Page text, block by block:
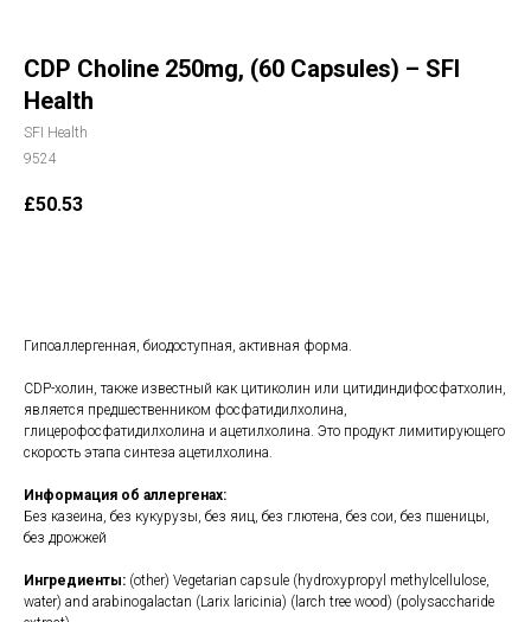
CDP Choline 250mg, (60 Capsules) – SFI
Health
SFI Health
9524
£50.53
Гипоаллергенная, биодоступная, активная форма.
CDP-холин, также известный как цитиколин или цитидиндифосфатхолин,
является предшественником фосфатидилхолина,
глицерофосфатидилхолина и ацетилхолина. Это продукт лимитирующего
скорость этапа синтеза ацетилхолина.
Информация об аллергенах:
Без казеина, без кукурузы, без яиц, без глютена, без сои, без пшеницы,
без дрожжей
Ингредиенты: (other) Vegetarian capsule (hydroxypropyl methylcellulose,
water) and arabinogalactan (Larix laricinia) (larch tree wood) (polysaccharide